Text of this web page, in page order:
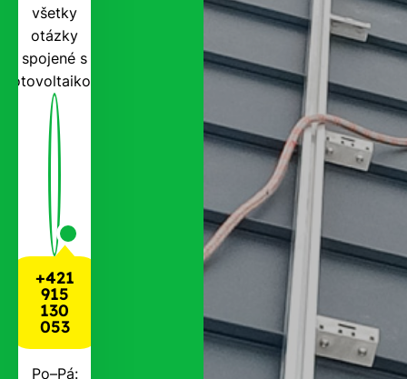
všetky
otázky
spojené s
fotovoltaikou.
+421
915
130
053
Po–Pá: